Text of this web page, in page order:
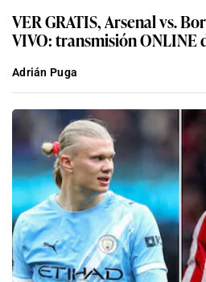
VER GRATIS, Arsenal vs.
VIVO: transmisión ONLINE
Adrián Puga